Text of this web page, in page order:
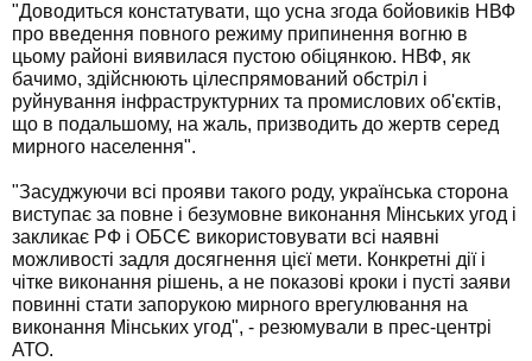
"Доводиться констатувати, що усна згода бойовиків НВФ
про введення повного режиму припинення вогню в
цьому районі виявилася пустою обіцянкою. НВФ, як
бачимо, здійснюють цілеспрямований обстріл і
руйнування інфраструктурних та промислових об'єктів,
що в подальшому, на жаль, призводить до жертв серед
мирного населення".
"Засуджуючи всі прояви такого роду, українська сторона
виступає за повне і безумовне виконання Мінських угод і
закликає РФ і ОБСЄ використовувати всі наявні
можливості задля досягнення цієї мети. Конкретні дії і
чітке виконання рішень, а не показові кроки і пусті заяви
повинні стати запорукою мирного врегулювання на
виконання Мінських угод", - резюмували в прес-центрі
АТО.